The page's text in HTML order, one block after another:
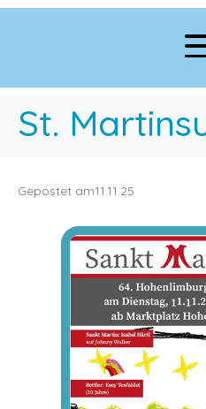
St.
Gepostet am11.11.25